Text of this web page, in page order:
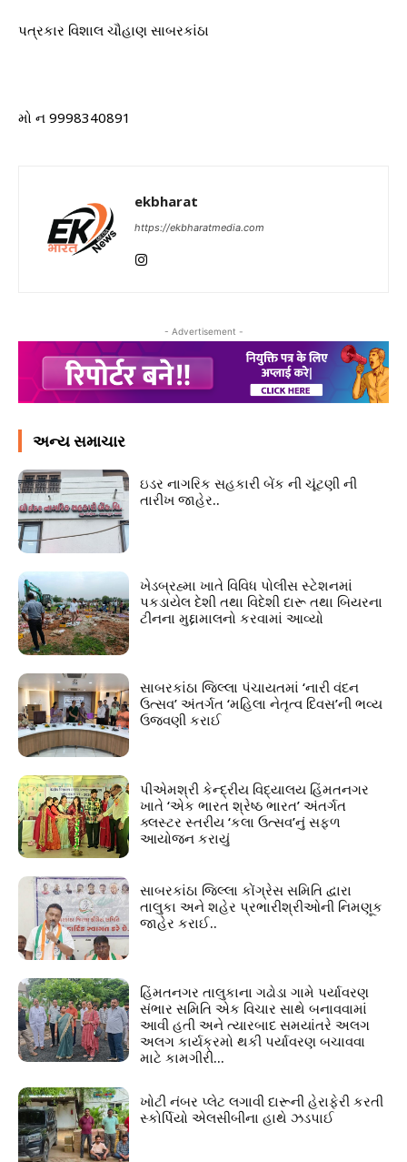
પત્રકાર વિશાલ ચૌહાણ સાબરકાંઠા
મો ન 9998340891
ekbharat
https://ekbharatmedia.com
- Advertisement -
અન્ય સમાચાર
ઇડર નાગરિક સહકારી બેંક ની ચૂંટણી ની
તારીખ જાહેર..
ખેડબ્રહ્મા ખાતે વિવિધ પોલીસ સ્ટેશનમાં
પકડાયેલ દેશી તથા વિદેશી દારૂ તથા બિયરના
ટીનના મુદ્દામાલનો કરવામાં આવ્યો
સાબરકાંઠા જિલ્લા પંચાયતમાં ‘નારી વંદન
ઉત્સવ’ અંતર્ગત ‘મહિલા નેતૃત્વ દિવસ’ની ભવ્ય
ઉજવણી કરાઈ
પીએમશ્રી કેન્દ્રીય વિદ્યાલય હિંમતનગર
ખાતે ‘એક ભારત શ્રેષ્ઠ ભારત’ અંતર્ગત
ક્લસ્ટર સ્તરીય ‘કલા ઉત્સવ’નું સફળ
આયોજન કરાયું
સાબરકાંઠા જિલ્લા કોંગ્રેસ સમિતિ દ્વારા
તાલુકા અને શહેર પ્રભારીશ્રીઓની નિમણૂક
જાહેર કરાઈ..
હિંમતનગર તાલુકાના ગઢોડા ગામે પર્યાવરણ
સંભાર સમિતિ એક વિચાર સાથે બનાવવામાં
આવી હતી અને ત્યારબાદ સમયાંતરે અલગ
અલગ કાર્યક્રમો થકી પર્યાવરણ બચાવવા
માટે કામગીરી...
ખોટી નંબર પ્લેટ લગાવી દારૂની હેરાફેરી કરતી
સ્કોર્પિયો એલસીબીના હાથે ઝડપાઈ